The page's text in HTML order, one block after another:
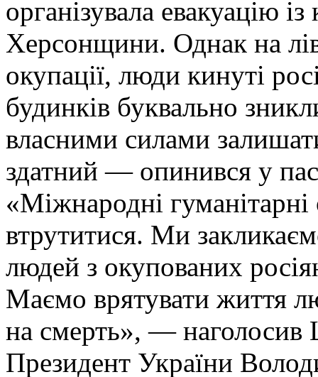
організувала евакуацію
Херсонщини. Однак на
окупації, люди кинуті
будинків буквально
власними силами
здатний — опинився у
«Міжнародні гуманітарні
втрутитися. Ми
людей з окупованих
Маємо врятувати життя
на смерть», —
Президент України